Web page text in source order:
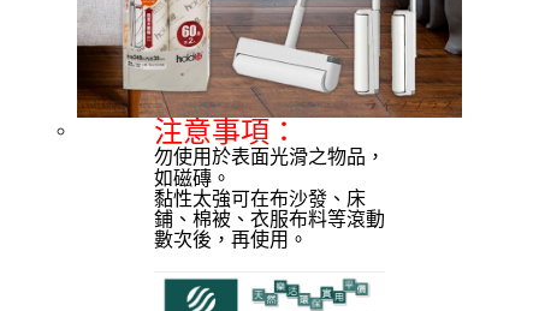
注意事項：
勿使用於表面光滑之物品，
如磁磚。
黏性太強可在布沙發、床
鋪、棉被、衣服布料等滾動
數次後，再使用。